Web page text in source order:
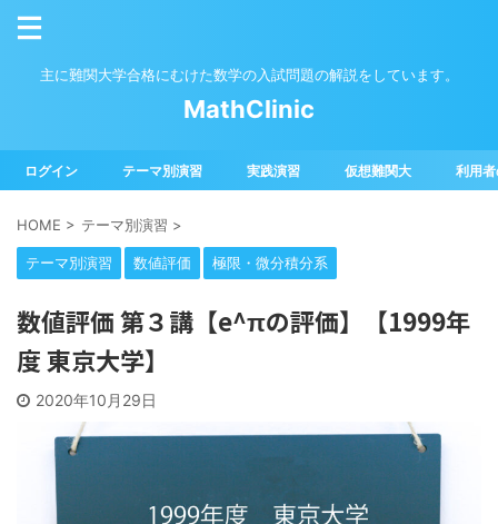
主に難関大学合格にむけた数学の入試問題の解説をしています。
MathClinic
ログイン テーマ別演習 実践演習 仮想難関大 利用
HOME > テーマ別演習 >
テーマ別演習 数値評価 極限・微分積分系
数値評価 第３講【e^πの評価】【1999年
度 東京大学】
2020年10月29日